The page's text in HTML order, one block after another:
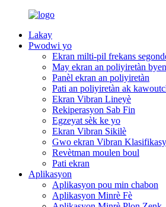
Lakay
Pwodwi yo
Ekran milti-pil frekans
May ekran an poliyiretàn byen
Panèl ekran an poliyiretàn
Pati an poliyiretàn ak
Ekran Vibran Lineyè
Rekiperasyon Sab Fin
Egzeyat sèk ke yo
Ekran Vibran Sikilè
Gwo ekran Vibran
Revètman moulen boul
Pati ekran
Aplikasyon
Aplikasyon pou min chabon
Aplikasyon Minrè Fè